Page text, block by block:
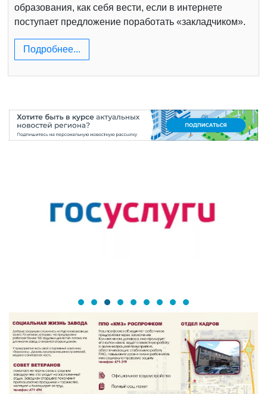
образования, как себя вести, если в интернете
поступает предложение поработать «закладчиком».
Подробнее...